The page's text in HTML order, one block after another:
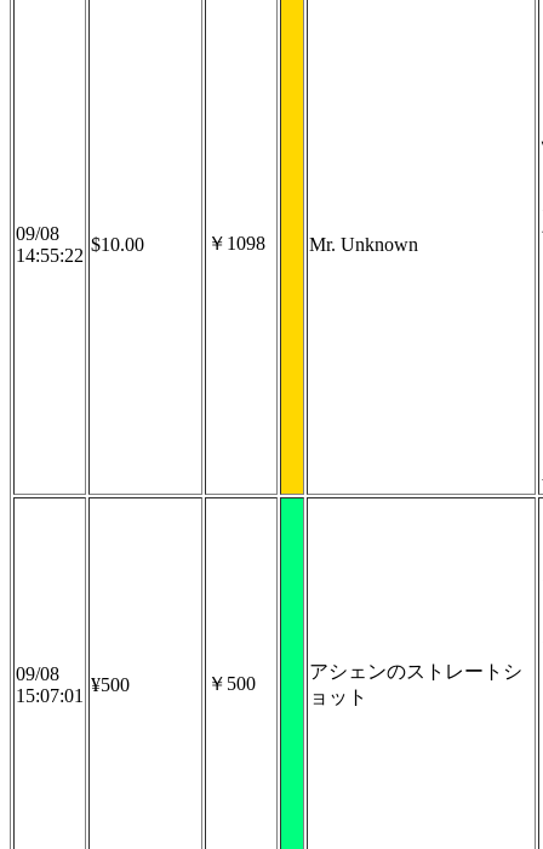
09/08
14:55:22
$10.00 ￥1098 Mr. Unknown
09/08
15:07:01
¥500 ￥500
アシェンのストレートシ
ョット